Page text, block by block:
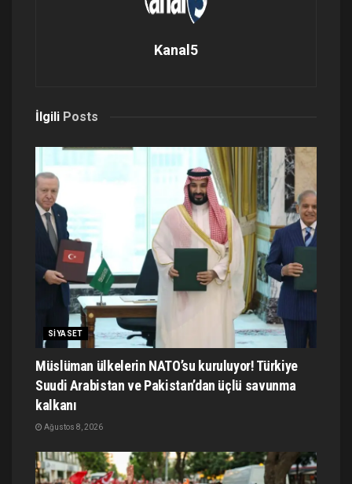
Kanal5
İlgili Posts
SIYASET
Müslüman ülkelerin NATO’su kuruluyor! Türkiye
Suudi Arabistan ve Pakistan’dan üçlü savunma
kalkanı
Ağustos 8, 2026